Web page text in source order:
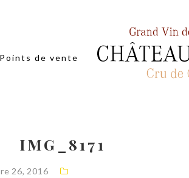
Points de vente
IMG_8171
26, 2016